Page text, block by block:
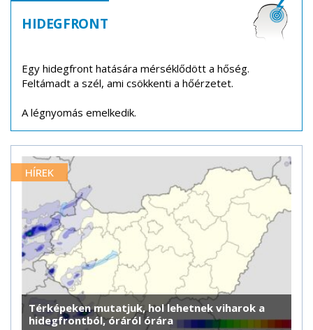
HIDEGFRONT
Egy hidegfront hatására mérséklődött a hőség.
Feltámadt a szél, ami csökkenti a hőérzetet.
A légnyomás emelkedik.
HÍREK
Térképeken mutatjuk, hol lehetnek viharok a
hidegfrontból, óráról órára